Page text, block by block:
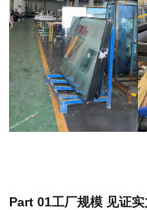
Part 01工厂规模 见证实